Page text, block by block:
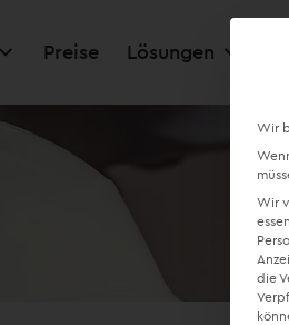
Preise Lösungen
Wir
Wir
die